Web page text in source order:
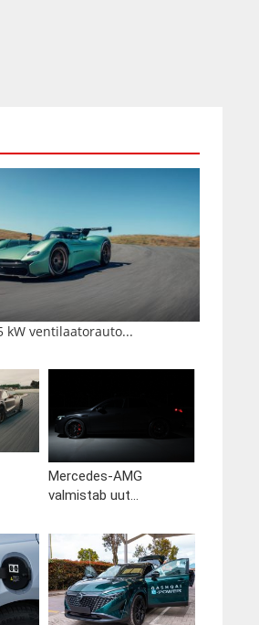
kW ventilaatorauto...
Mercedes-AMG
valmistab uut...